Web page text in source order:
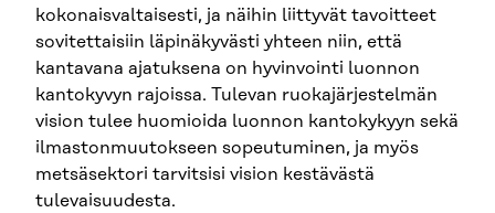
kokonaisvaltaisesti, ja näihin liittyvät tavoitteet
sovitettaisiin läpinäkyvästi yhteen niin, että
kantavana ajatuksena on hyvinvointi luonnon
kantokyvyn rajoissa. Tulevan ruokajärjestelmän
vision tulee huomioida luonnon kantokykyyn sekä
ilmastonmuutokseen sopeutuminen, ja myös
metsäsektori tarvitsisi vision kestävästä
tulevaisuudesta.